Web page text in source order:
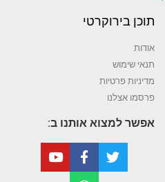
תוכן בירוקרטי
אודות
תנאי שימוש
מדיניות פרטיות
פרסמו אצלנו
אפשר למצוא אותנו ב: